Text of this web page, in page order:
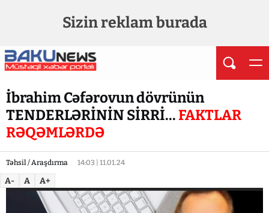
Sizin reklam burada
İbrahim Cəfərovun dövrünün
TENDERLƏRİNİN SİRRİ...FAKTLAR
RƏQƏMLƏRDƏ
Təhsil / Araşdırma 14:03 | 11.01.24
A- A A+